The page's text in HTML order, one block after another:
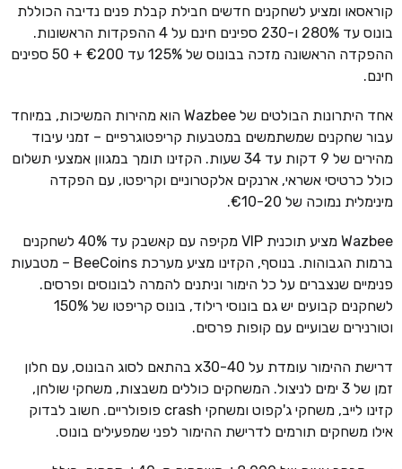
קוראסאו ומציע לשחקנים חדשים חבילת קבלת פנים נדיבה הכוללת
בונוס עד 280% ו-230 ספינים חינם על 4 ההפקדות הראשונות.
ההפקדה הראשונה מזכה בבונוס של 125% עד €200 + 50 ספינים
חינם.
אחד היתרונות הבולטים של Wazbee הוא מהירות המשיכות, במיוחד
עבור שחקנים שמשתמשים במטבעות קריפטוגרפיים – זמני עיבוד
מהירים של 9 דקות עד 34 שעות. הקזינו תומך במגוון אמצעי תשלום
כולל כרטיסי אשראי, ארנקים אלקטרוניים וקריפטו, עם הפקדה
מינימלית נמוכה של €10-20.
Wazbee מציע תוכנית VIP מקיפה עם קאשבק עד 40% לשחקנים
ברמות הגבוהות. בנוסף, הקזינו מציע מערכת BeeCoins – מטבעות
פנימיים שנצברים על כל הימור וניתנים להמרה לבונוסים ופרסים.
לשחקנים קבועים יש גם בונוסי רילוד, בונוס קריפטו של 150%
וטורנירים שבועיים עם קופות פרסים.
דרישת ההימור עומדת על x30-40 בהתאם לסוג הבונוס, עם חלון
זמן של 3 ימים לניצול. המשחקים כוללים משבצות, משחקי שולחן,
קזינו לייב, משחקי ג'קפוט ומשחקי crash פופולריים. חשוב לבדוק
אילו משחקים תורמים לדרישת ההימור לפני שמפעילים בונוס.